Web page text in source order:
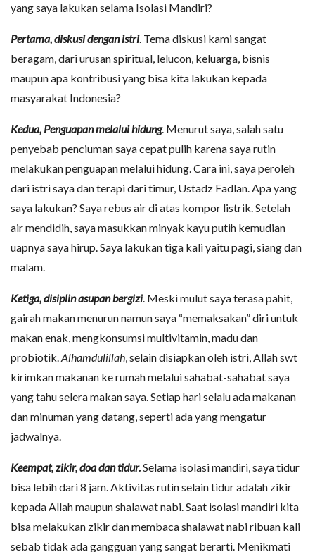
yang saya lakukan selama Isolasi Mandiri?
Pertama, diskusi dengan istri. Tema diskusi kami sangat
beragam, dari urusan spiritual, lelucon, keluarga, bisnis
maupun apa kontribusi yang bisa kita lakukan kepada
masyarakat Indonesia?
Kedua, Penguapan melalui hidung. Menurut saya, salah satu
penyebab penciuman saya cepat pulih karena saya rutin
melakukan penguapan melalui hidung. Cara ini, saya peroleh
dari istri saya dan terapi dari timur, Ustadz Fadlan. Apa yang
saya lakukan? Saya rebus air di atas kompor listrik. Setelah
air mendidih, saya masukkan minyak kayu putih kemudian
uapnya saya hirup. Saya lakukan tiga kali yaitu pagi, siang dan
malam.
Ketiga, disiplin asupan bergizi. Meski mulut saya terasa pahit,
gairah makan menurun namun saya “memaksakan” diri untuk
makan enak, mengkonsumsi multivitamin, madu dan
probiotik.Alhamdulillah, selain disiapkan oleh istri, Allah swt
kirimkan makanan ke rumah melalui sahabat-sahabat saya
yang tahu selera makan saya. Setiap hari selalu ada makanan
dan minuman yang datang, seperti ada yang mengatur
jadwalnya.
Keempat, zikir, doa dan tidur.Selama isolasi mandiri, saya tidur
bisa lebih dari 8 jam. Aktivitas rutin selain tidur adalah zikir
kepada Allah maupun shalawat nabi. Saat isolasi mandiri kita
bisa melakukan zikir dan membaca shalawat nabi ribuan kali
sebab tidak ada gangguan yang sangat berarti. Menikmati